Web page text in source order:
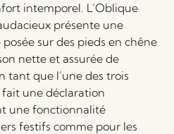
intemporel. L’Oblique
présente une
sur des pieds en chêne
nette et assurée de
tant que l’une des trois
une déclaration
une fonctionnalité
festifs comme pour les